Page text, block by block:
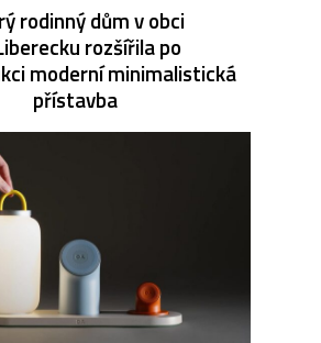
rodinný dům v obci
rozšířila po
moderní minimalistická
přístavba